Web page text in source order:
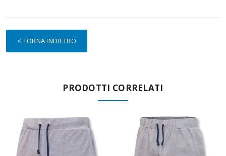
< TORNA INDIETRO
PRODOTTI CORRELATI